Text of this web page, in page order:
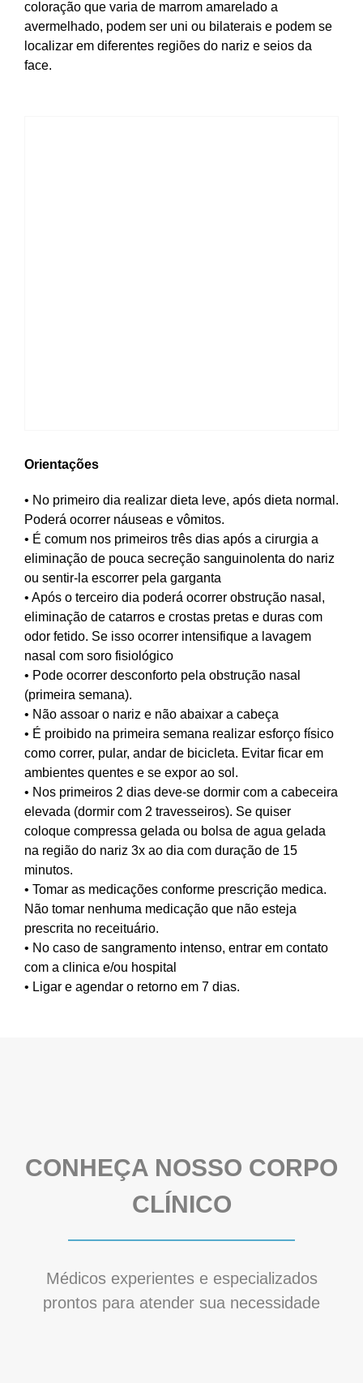
coloração que varia de marrom amarelado a
avermelhado, podem ser uni ou bilaterais e podem se
localizar em diferentes regiões do nariz e seios da
face.
Orientações
• No primeiro dia realizar dieta leve, após dieta normal.
Poderá ocorrer náuseas e vômitos.
• É comum nos primeiros três dias após a cirurgia a
eliminação de pouca secreção sanguinolenta do nariz
ou sentir-la escorrer pela garganta
• Após o terceiro dia poderá ocorrer obstrução nasal,
eliminação de catarros e crostas pretas e duras com
odor fetido. Se isso ocorrer intensifique a lavagem
nasal com soro fisiológico
• Pode ocorrer desconforto pela obstrução nasal
(primeira semana).
• Não assoar o nariz e não abaixar a cabeça
• É proibido na primeira semana realizar esforço físico
como correr, pular, andar de bicicleta. Evitar ficar em
ambientes quentes e se expor ao sol.
• Nos primeiros 2 dias deve-se dormir com a cabeceira
elevada (dormir com 2 travesseiros). Se quiser
coloque compressa gelada ou bolsa de agua gelada
na região do nariz 3x ao dia com duração de 15
minutos.
• Tomar as medicações conforme prescrição medica.
Não tomar nenhuma medicação que não esteja
prescrita no receituário.
• No caso de sangramento intenso, entrar em contato
com a clinica e/ou hospital
• Ligar e agendar o retorno em 7 dias.
CONHEÇA NOSSO CORPO
CLÍNICO
Médicos experientes e especializados
prontos para atender sua necessidade